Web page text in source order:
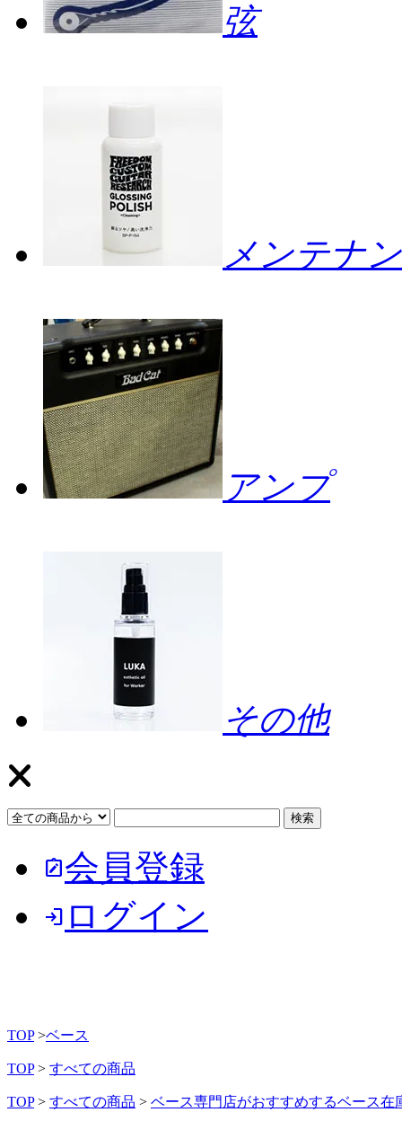
弦
メンテナ
アンプ
その他
note_alt会員登録
login ログイン
TOP >ベース
TOP > すべての商品
TOP > すべての商品 > ベース専門店がおすすめするベース在